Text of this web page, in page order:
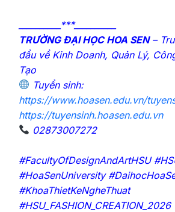
__________***__________
TRƯỜNG ĐẠI HỌC HOA SEN–
đầu về Kinh Doanh, Quản Lý,
Tạo
Tuyển sinh:
https://www.hoasen.edu.vn/
https://tuyensinh.hoasen.edu.vn
02873007272
#FacultyOfDesignAndArtHSU
#HoaSenUniversity
#KhoaThietKeNgheThuat
#HSU_FASHION_CREATION_2026